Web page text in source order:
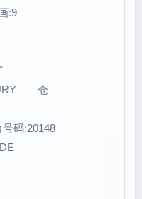
:9
仓
号码:20148